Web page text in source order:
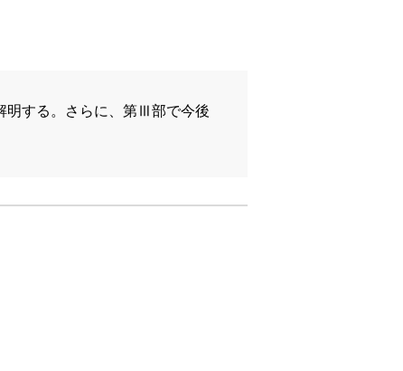
明する。さらに、第Ⅲ部で今後